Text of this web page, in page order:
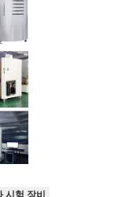
시험 장비